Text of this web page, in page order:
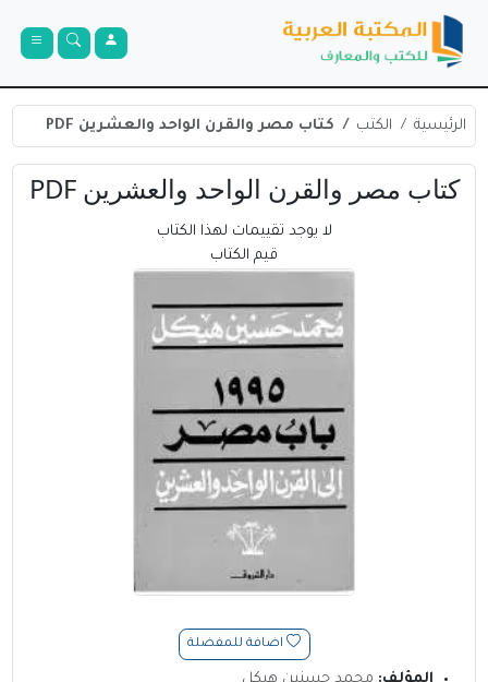
الرئيسية الكتب كتاب مصر والقرن الواحد والعشرين PDF
كتاب مصر والقرن الواحد والعشرين PDF
لا يوجد تقييمات لهذا الكتاب
قيم الكتاب
اضافة للمفضلة